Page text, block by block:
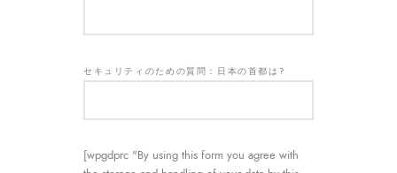
セキュリティのための質問：日本の首都は?
[wpgdprc "By using this form you agree with